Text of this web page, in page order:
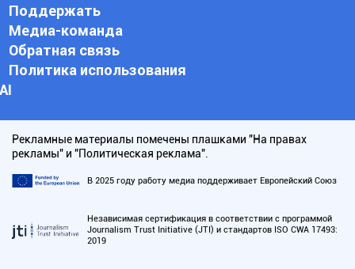
Поддержать
Медиа-команда
Обратная связь
Политика использования
АI
Рекламные материалы помечены плашками "На правах
рекламы" и "Политическая реклама".
В 2025 году работу медиа поддерживает Европейский Союз
Независимая сертификация в соответствии с программой
Journalism Trust Initiative (JTI) и стандартов ISO CWA 17493:
2019